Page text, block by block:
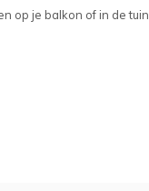
op je balkon of in de tuin.